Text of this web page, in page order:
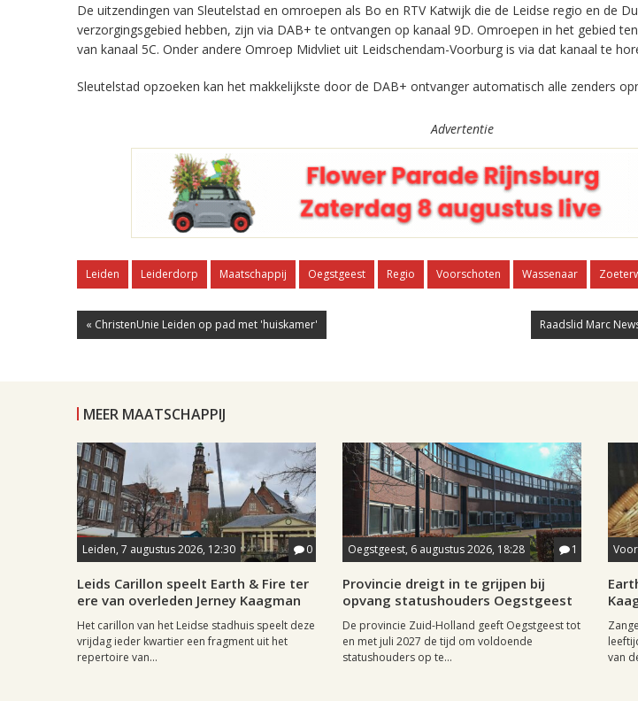
De uitzendingen van Sleutelstad en omroepen als Bo en RTV Katwijk die de Leidse regio en de
verzorgingsgebied hebben, zijn via DAB+ te ontvangen op kanaal 9D. Omroepen in het gebied
van kanaal 5C. Onder andere Omroep Midvliet uit Leidschendam-Voorburg is via dat kanaal te
Sleutelstad opzoeken kan het makkelijkste door de DAB+ ontvanger automatisch alle zenders
Advertentie
Leiden Leiderdorp Maatschappij Oegstgeest Regio Voorschoten Wassenaar
« ChristenUnie Leiden op pad met 'huiskamer' Raadslid Marc
MEER MAATSCHAPPIJ
Leiden, 7 augustus 2026, 12:30 0
Leids Carillon speelt Earth & Fire ter
ere van overleden Jerney Kaagman
Het carillon van het Leidse stadhuis speelt deze
vrijdag ieder kwartier een fragment uit het
repertoire van...
Oegstgeest, 6 augustus 2026, 18:28 1
Provincie dreigt in te grijpen bij
opvang statushouders Oegstgeest
De provincie Zuid-Holland geeft Oegstgeest tot
en met juli 2027 de tijd om voldoende
statushouders op te...
van